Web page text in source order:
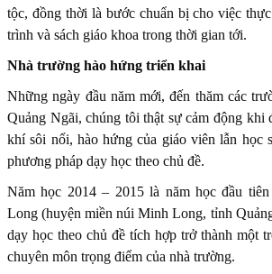
tộc, đồng thời là bước chuẩn bị cho việc
trình và sách giáo khoa trong thời gian tới.
Nhà trường hào hứng triển khai
Những ngày đầu năm mới, đến thăm các
Quảng Ngãi, chúng tôi thật sự cảm động khi
khí sôi nổi, hào hứng của giáo viên lẫn học
phương pháp dạy học theo chủ đề.
Năm học 2014 – 2015 là năm học đầu
Long (huyện miền núi Minh Long, tỉnh
dạy học theo chủ đề tích hợp trở thành một
chuyên môn trọng điểm của nhà trường.